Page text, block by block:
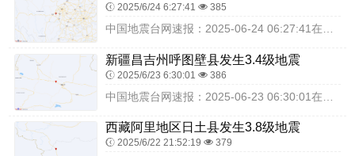
2025/6/24 6:27:41 385
新疆昌吉州呼图壁县发生3.4级地震
2025/6/23 6:30:01 386
西藏阿里地区日土县发生3.8级地震
2025/6/22 21:52:19 379